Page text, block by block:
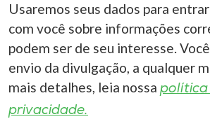
A-
Usaremos seus dados para
com você sobre informações
podem ser de seu interesse.
envio da divulgação, a qualquer
mais detalhes, leia nossa política
privacidade.